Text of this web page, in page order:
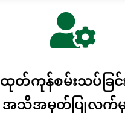
ထုတ်ကုန်စမ်းသပ်ခြင်
အသိအမှတ်ပြုလက်